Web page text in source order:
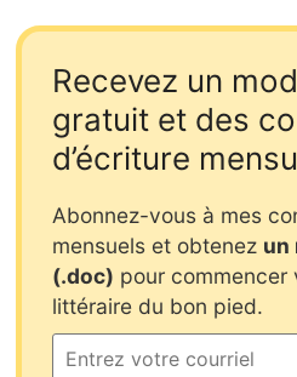
Recevez un
gratuit et des
d’écriture
Abonnez-vous à mes
mensuels et obtenez un
(.doc) pour commencer
littéraire du bon pied.